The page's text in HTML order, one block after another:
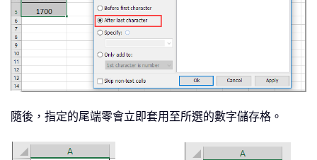
隨後，指定的尾端零會立即套用至所選的數字儲存格。